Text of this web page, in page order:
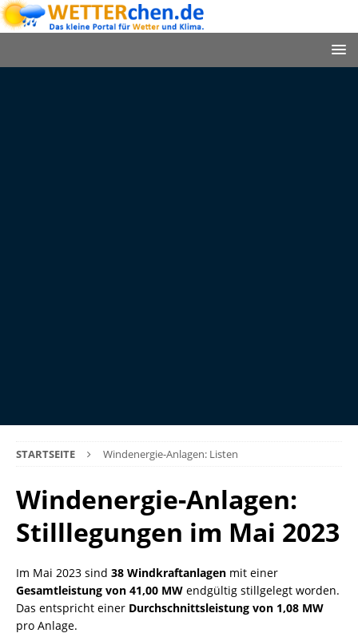
STARTSEITE Windenergie-Anlagen: Listen
Windenergie-Anlagen:
Stilllegungen im Mai 2023
Im Mai 2023 sind 38 Windkraftanlagen mit einer
Gesamtleistung von 41,00 MW endgültig stillgelegt worden.
Das entspricht einer Durchschnittsleistung von 1,08 MW
pro Anlage.